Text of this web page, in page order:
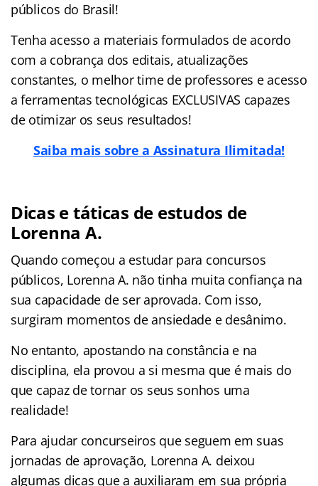
públicos do Brasil!
Tenha acesso a materiais formulados de acordo
com a cobrança dos editais, atualizações
constantes, o melhor time de professores e acesso
a ferramentas tecnológicas EXCLUSIVAS capazes
de otimizar os seus resultados!
Saiba mais sobre a Assinatura Ilimitada!
Dicas e táticas de estudos de
Lorenna A.
Quando começou a estudar para concursos
públicos, Lorenna A. não tinha muita confiança na
sua capacidade de ser aprovada. Com isso,
surgiram momentos de ansiedade e desânimo.
No entanto, apostando na constância e na
disciplina, ela provou a si mesma que é mais do
que capaz de tornar os seus sonhos uma
realidade!
Para ajudar concurseiros que seguem em suas
jornadas de aprovação, Lorenna A. deixou
algumas dicas que a auxiliaram em sua própria